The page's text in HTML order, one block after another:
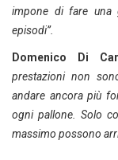
impone di fare una
episodi”.
Domenico Di
prestazioni non
andare ancora più
ogni pallone. Solo
massimo possono